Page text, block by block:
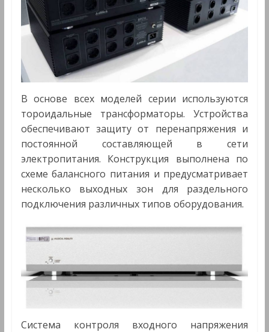
В основе всех моделей серии используются
тороидальные трансформаторы. Устройства
обеспечивают защиту от перенапряжения и
постоянной составляющей в сети
электропитания. Конструкция выполнена по
схеме балансного питания и предусматривает
несколько выходных зон для раздельного
подключения различных типов оборудования.
Система контроля входного напряжения